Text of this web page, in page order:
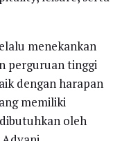
menekankan
perguruan tinggi
dengan harapan
memiliki
oleh